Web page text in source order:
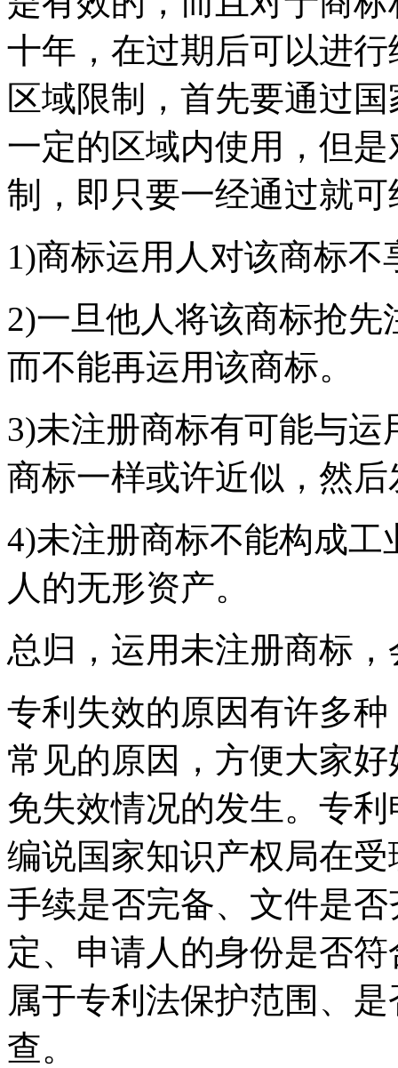
十年，在过期后可以进
区域限制，首先要通过
一定的区域内使用，但
制，即只要一经通过就
1)商标运用人对该商标
2)一旦他人将该商标抢
而不能再运用该商标。
3)未注册商标有可能与
商标一样或许近似，然
4)未注册商标不能构成
人的无形资产。
总归，运用未注册商标
专利失效的原因有许多
常见的原因，方便大家
免失效情况的发生。专
编说国家知识产权局在
手续是否完备、文件是
定、申请人的身份是否
属于专利法保护范围、
查。